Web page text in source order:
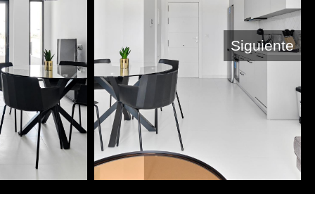
Siguiente